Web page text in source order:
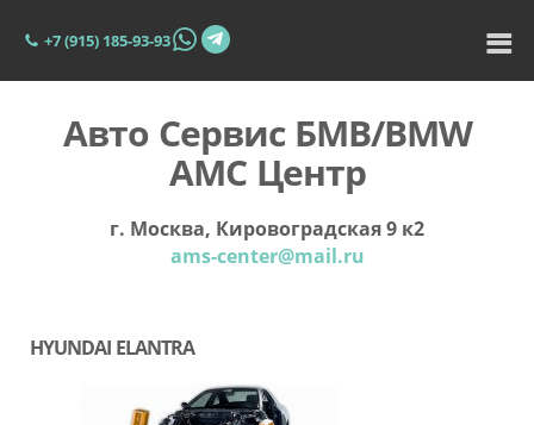
+7 (915) 185-93-93
Авто Сервис БМВ/BMW
АМС Центр
г. Москва, Кировоградская 9 к2
ams-center@mail.ru
HYUNDAI ELANTRA